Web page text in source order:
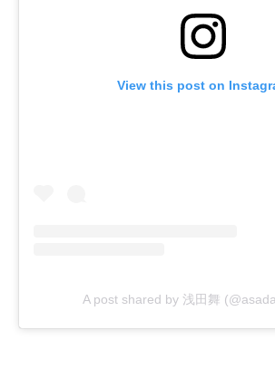
View this post on
A post shared by 浅田舞